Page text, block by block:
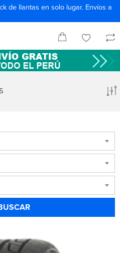
de llantas en solo lugar. Envíos a